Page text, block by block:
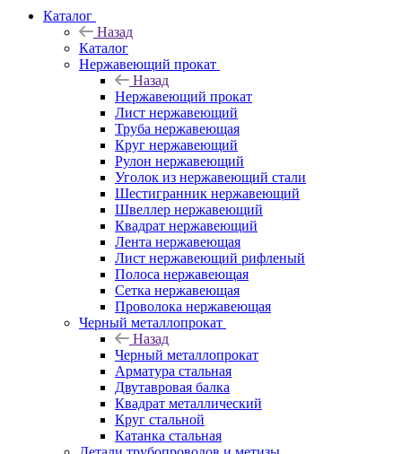
Каталог
Назад
Каталог
Нержавеющий прокат
Назад
Нержавеющий прокат
Лист нержавеющий
Труба нержавеющая
Круг нержавеющий
Рулон нержавеющий
Уголок из нержавеющий стали
Шестигранник нержавеющий
Швеллер нержавеющий
Квадрат нержавеющий
Лента нержавеющая
Лист нержавеющий рифленый
Полоса нержавеющая
Сетка нержавеющая
Проволока нержавеющая
Черный металлопрокат
Назад
Черный металлопрокат
Арматура стальная
Двутавровая балка
Квадрат металлический
Круг стальной
Катанка стальная